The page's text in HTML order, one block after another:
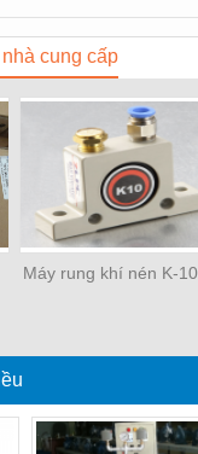
cung cấp
Máy rung khí nén K-10